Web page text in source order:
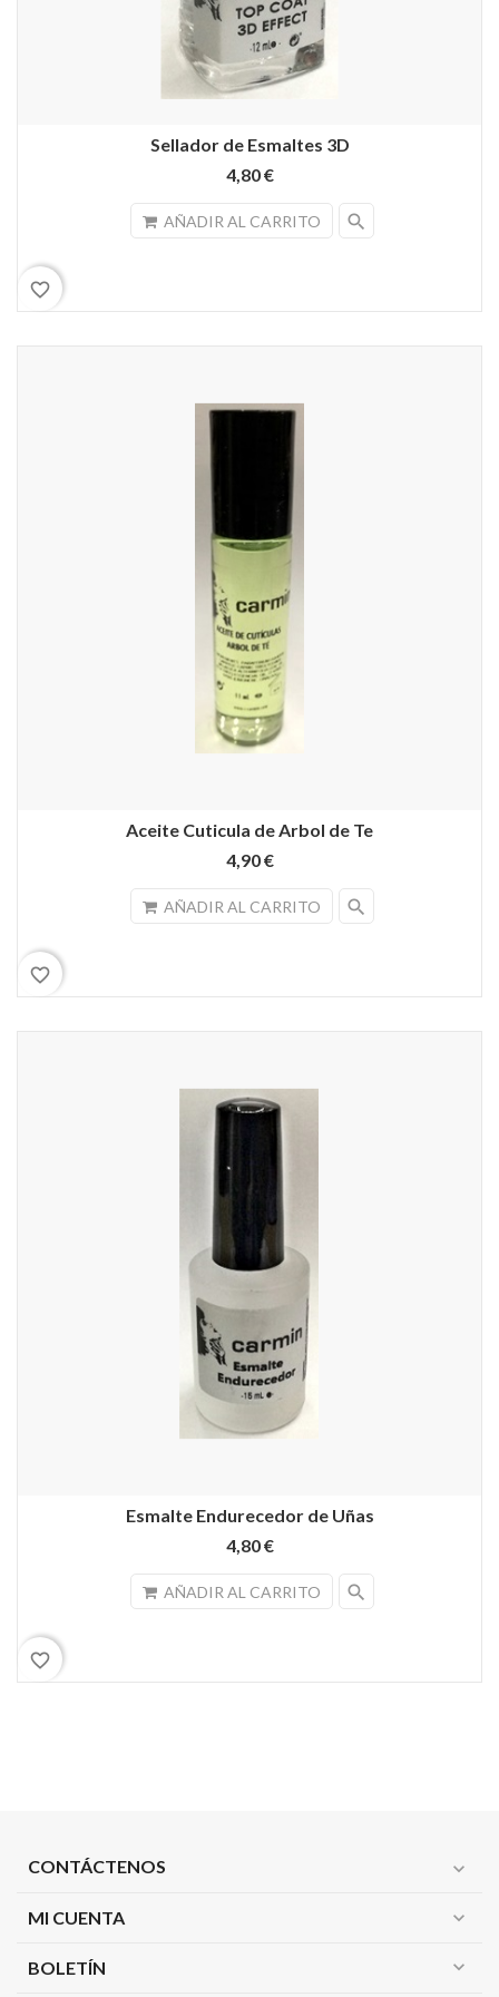
Sellador de Esmaltes 3D
4,80 €
AÑADIR AL CARRITO search
favorite_border
Aceite Cuticula de Arbol de Te
4,90 €
AÑADIR AL CARRITO search
favorite_border
Esmalte Endurecedor de Uñas
4,80 €
AÑADIR AL CARRITO search
favorite_border
CONTÁCTENOS expand_more
MI CUENTA expand_more
BOLETÍN expand_more